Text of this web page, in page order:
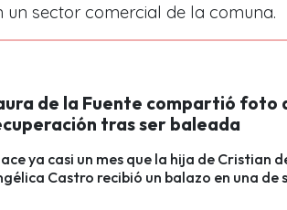
un sector comercial de la comuna.
de la Fuente compartió foto
tras ser baleada
ya casi un mes que la hija de Cristian
Castro recibió un balazo en una de